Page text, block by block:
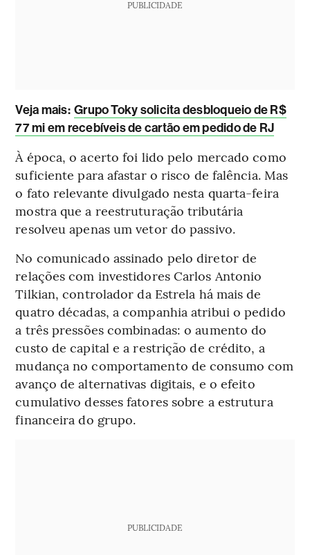
PUBLICIDADE
Veja mais: Grupo Toky solicita desbloqueio de R$
77 mi em recebíveis de cartão em pedido de RJ
À época, o acerto foi lido pelo mercado como
suficiente para afastar o risco de falência. Mas
o fato relevante divulgado nesta quarta-feira
mostra que a reestruturação tributária
resolveu apenas um vetor do passivo.
No comunicado assinado pelo diretor de
relações com investidores Carlos Antonio
Tilkian, controlador da Estrela há mais de
quatro décadas, a companhia atribui o pedido
a três pressões combinadas: o aumento do
custo de capital e a restrição de crédito, a
mudança no comportamento de consumo com
avanço de alternativas digitais, e o efeito
cumulativo desses fatores sobre a estrutura
financeira do grupo.
PUBLICIDADE